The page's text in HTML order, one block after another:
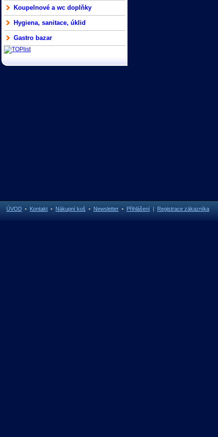
Koupelnové a wc doplňky
Hygiena, sanitace, úklid
Gastro bazar
ÚVOD • Kontakt • Nákupní koš • Newsletter • Přihlášení | Registrace zákazníka